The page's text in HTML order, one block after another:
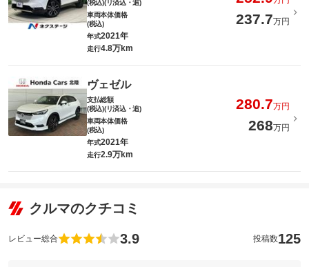
(税込)(リ済込・追)
車両本体価格
(税込)
237.7万円
年式2021年
走行4.8万km
ヴェゼル
支払総額
(税込)(リ済込・追)
280.7万円
車両本体価格
(税込)
268万円
年式2021年
走行2.9万km
クルマのクチコミ
レビュー総合 3.9 投稿数125